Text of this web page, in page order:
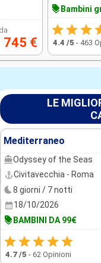
da
745 €
Bambini
4.4 /5 - 463
LE
Mediterraneo
Odyssey of the Seas
Civitavecchia - Roma
8 giorni / 7 notti
18/10/2026
BAMBINI DA 99€
4.7 /5 - 62 Opinioni